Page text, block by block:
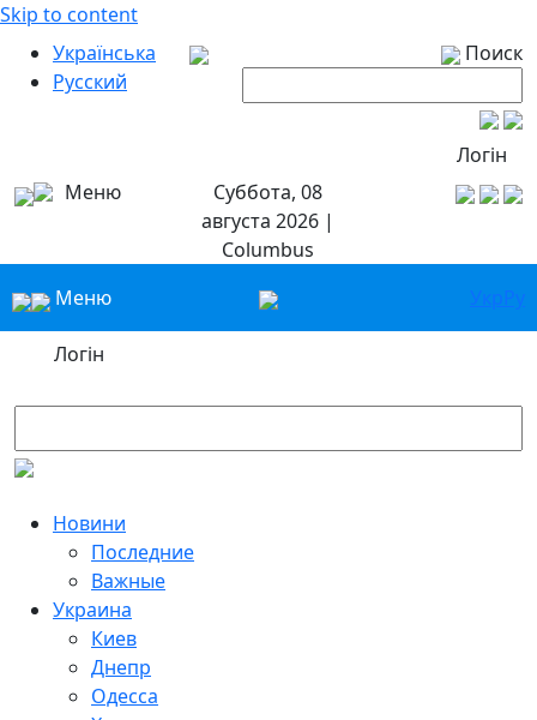
Skip to content
Українська
Русский
Поиск
Логін
Меню
Суббота, 08
августа 2026 |
Columbus
Меню
УкрРу
Логін
Новини
Последние
Важные
Украина
Киев
Днепр
Одесса